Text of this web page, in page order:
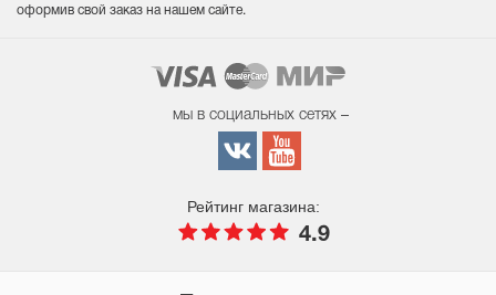
оформив свой заказ на нашем сайте.
мы в социальных сетях –
Рейтинг магазина:
4.9